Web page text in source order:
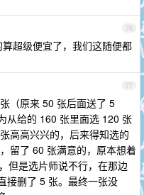
76
超级便宜了，我们这随便都
77
（原来 50 张后面送了 5
从给的 160 张里面选 120 张
高高兴兴的，后来得知选的
留了 60 张满意的，原本想着
但是选片师说不行，在那边
接删了 5 张。最终一张没